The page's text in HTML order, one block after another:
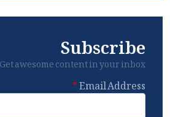
Subscribe
Get awesome content in your inbox.
Email Address